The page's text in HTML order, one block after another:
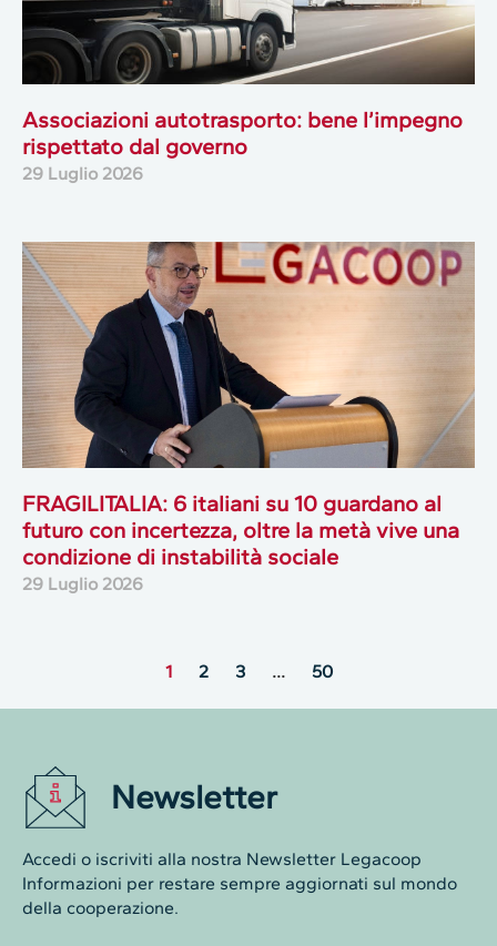
Associazioni autotrasporto: bene l’impegno
rispettato dal governo
29 Luglio 2026
FRAGILITALIA: 6 italiani su 10 guardano al
futuro con incertezza, oltre la metà vive una
condizione di instabilità sociale
29 Luglio 2026
1 2 3 … 50
Newsletter
Accedi o iscriviti alla nostra Newsletter Legacoop
Informazioni per restare sempre aggiornati sul mondo
della cooperazione.